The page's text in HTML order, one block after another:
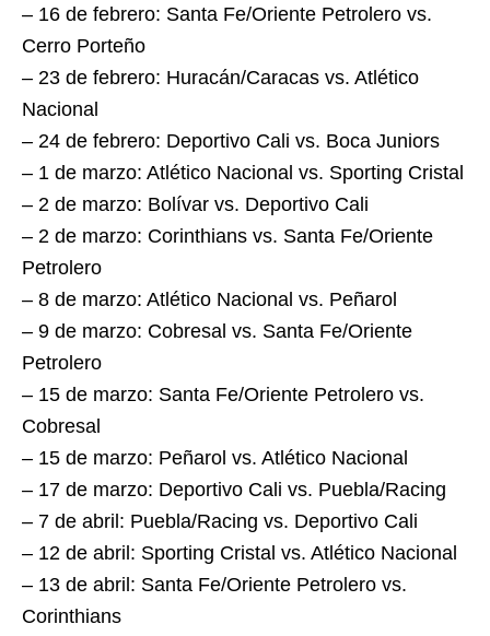
– 16 de febrero: Santa Fe/Oriente Petrolero vs.
Cerro Porteño
– 23 de febrero: Huracán/Caracas vs. Atlético
Nacional
– 24 de febrero: Deportivo Cali vs. Boca Juniors
– 1 de marzo: Atlético Nacional vs. Sporting Cristal
– 2 de marzo: Bolívar vs. Deportivo Cali
– 2 de marzo: Corinthians vs. Santa Fe/Oriente
Petrolero
– 8 de marzo: Atlético Nacional vs. Peñarol
– 9 de marzo: Cobresal vs. Santa Fe/Oriente
Petrolero
– 15 de marzo: Santa Fe/Oriente Petrolero vs.
Cobresal
– 15 de marzo: Peñarol vs. Atlético Nacional
– 17 de marzo: Deportivo Cali vs. Puebla/Racing
– 7 de abril: Puebla/Racing vs. Deportivo Cali
– 12 de abril: Sporting Cristal vs. Atlético Nacional
– 13 de abril: Santa Fe/Oriente Petrolero vs.
Corinthians